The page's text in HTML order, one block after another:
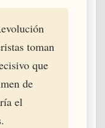
toman
que
de
el